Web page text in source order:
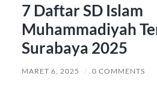
7 Daftar SD Islam
Muhammadiyah
Surabaya 2025
MARET 6, 2025 / 0 COMMENTS